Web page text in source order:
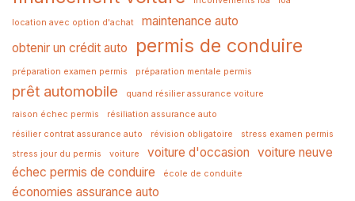
location avec option d'achat
maintenance auto
obtenir un crédit auto
permis de conduire
préparation examen permis préparation mentale permis
prêt automobile
quand résilier assurance voiture
raison échec permis
résiliation assurance auto
résilier contrat assurance auto
révision obligatoire
stress examen permis
stress jour du permis
voiture voiture d'occasion voiture neuve
échec permis de conduire
école de conduite
économies assurance auto